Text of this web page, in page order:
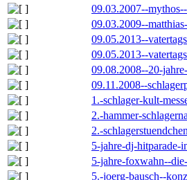
09.03.2007--
09.03.2009--
09.05.2013--
09.05.2013--
09.08.2008--20-
09.11.2008--
1.-schlager-kult-
2.-hammer-
2.-
5-jahre-dj-hitparade-
5-jahre-foxwahn--
5.-joerg-bausch--